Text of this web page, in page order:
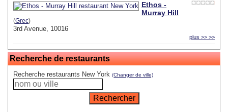
Ethos -
Murray Hill
(Grec)
3rd Avenue, 10016
plus >> >>
Recherche de restaurants
Recherche restaurants New York (Changer de ville)